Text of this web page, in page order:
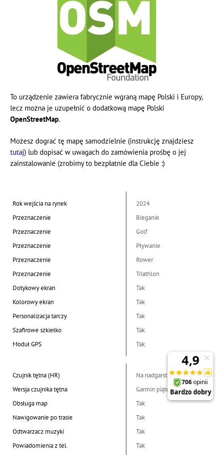
To urządzenie zawiera fabrycznie wgraną mapę Polski i Europy,
lecz można je uzupełnić o dodatkową mapę Polski
OpenStreetMap.
Możesz dograć tę mapę samodzielnie (instrukcję znajdziesz
tutaj) lub dopisać w uwagach do zamówienia prośbę o jej
zainstalowanie (zrobimy to bezpłatnie dla Ciebie :)
Rok wejścia na rynek
2024
Przeznaczenie
Bieganie
Przeznaczenie
Golf
Przeznaczenie
Pływanie
Przeznaczenie
Rower
Przeznaczenie
Triathlon
Dotykowy ekran
Tak
Kolorowy ekran
Tak
Personalizacja tarczy
Tak
Szafirowe szkiełko
Tak
Moduł GPS
Tak
Czujnik tętna (HR)
Na nadgarstku
Wersja czujnika tętna
Garmin piątej generacji
Obsługa map
Tak
Nawigowanie po trasie
Tak
Odtwarzacz muzyki
Tak
Powiadomienia z tel.
Tak